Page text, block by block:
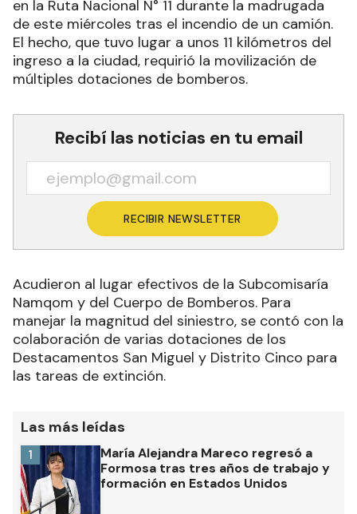
en la Ruta Nacional N° 11 durante la madrugada
de este miércoles tras el incendio de un camión.
El hecho, que tuvo lugar a unos 11 kilómetros del
ingreso a la ciudad, requirió la movilización de
múltiples dotaciones de bomberos.
Recibí las noticias en tu email
RECIBIR NEWSLETTER
Acudieron al lugar efectivos de la Subcomisaría
Namqom y del Cuerpo de Bomberos. Para
manejar la magnitud del siniestro, se contó con la
colaboración de varias dotaciones de los
Destacamentos San Miguel y Distrito Cinco para
las tareas de extinción.
Las más leídas
María Alejandra Mareco regresó a
Formosa tras tres años de trabajo y
formación en Estados Unidos
1